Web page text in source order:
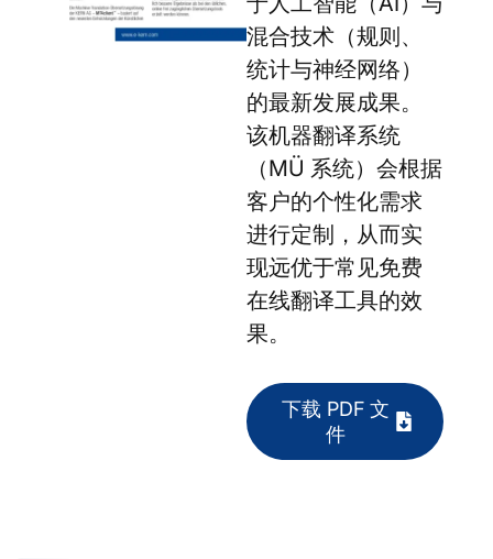
混合技术（规则、
统计与神经网络）
的最新发展成果。
该机器翻译系统
（MÜ 系统）会根据
客户的个性化需求
进行定制，从而实
现远优于常见免费
在线翻译工具的效
果。
下载 PDF 文
件